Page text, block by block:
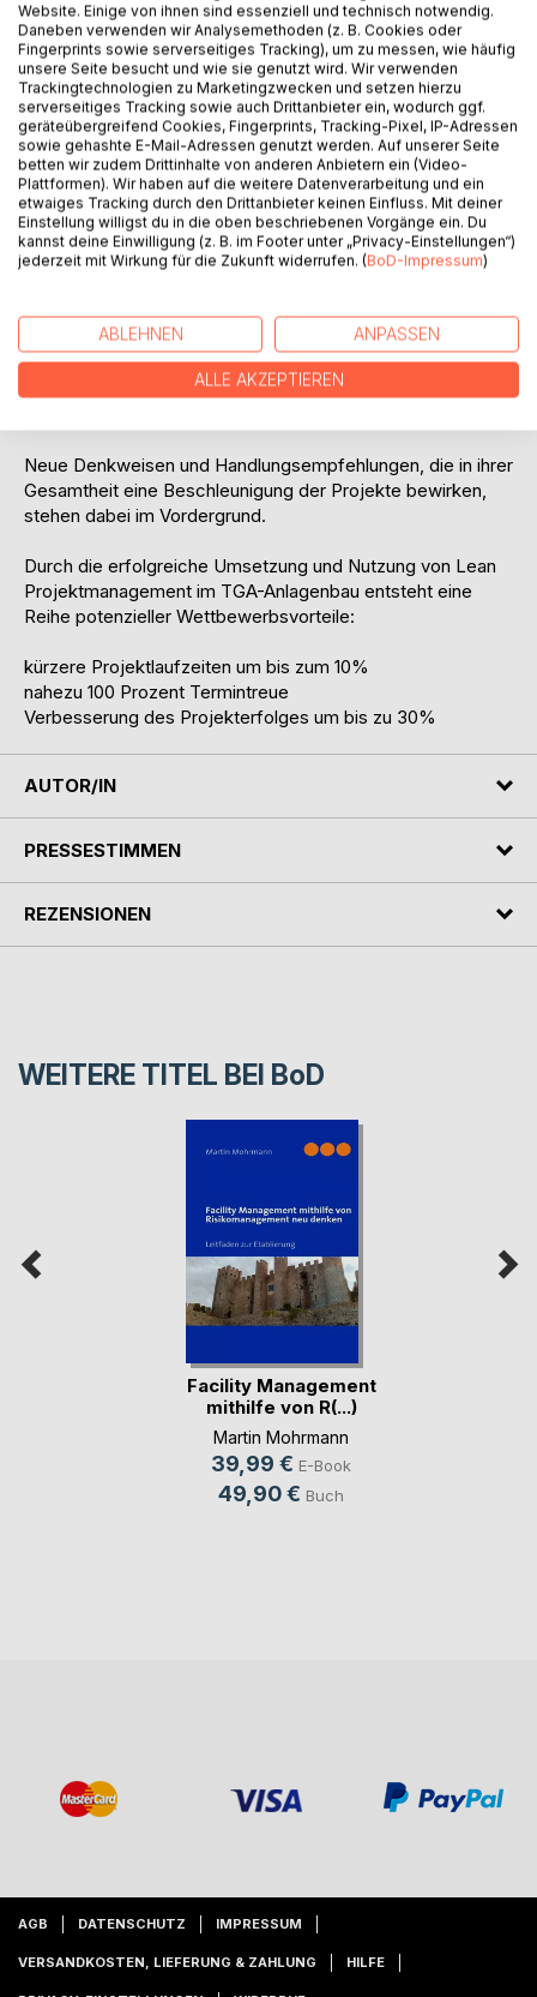
BESCHREIBUNG
Lean Projektmanagement ist ein standardisiertes,
unternehmensinternes und neudefiniertes
Managementmodell und liefert einen Projektmanagement-
Werkzeugkasten, aus dem sich der TGA-Unternehmer
zukünftig bedienen sollte.
Zu den Lean Projektmanagement-Werkzeugen zählen
Incidient Reporting Systeme, Planmanagement,
Dokumentenmanagement, Mängelmanagement,
Besprechungsprotokollmanagement,
Aufgabenmanagement, Baustellenmanagement,
Neue Denkweisen und Handlungsempfehlungen, die in ihrer
Gesamtheit eine Beschleunigung der Projekte bewirken,
stehen dabei im Vordergrund.
Durch die erfolgreiche Umsetzung und Nutzung von Lean
Projektmanagement im TGA-Anlagenbau entsteht eine
Reihe potenzieller Wettbewerbsvorteile:
kürzere Projektlaufzeiten um bis zum 10%
nahezu 100 Prozent Termintreue
Verbesserung des Projekterfolges um bis zu 30%
AUTOR/IN
PRESSESTIMMEN
REZENSIONEN
WEITERE TITEL BEI BoD
Facility Management
mithilfe von R(...)
Martin Mohrmann
39,99 € E-Book
49,90 € Buch
AGB DATENSCHUTZ IMPRESSUM
VERSANDKOSTEN, LIEFERUNG & ZAHLUNG HILFE
Website. Einige von ihnen sind essenziell und technisch notwendig.
Daneben verwenden wir Analysemethoden (z. B. Cookies oder
Fingerprints sowie serverseitiges Tracking), um zu messen, wie häufig
unsere Seite besucht und wie sie genutzt wird. Wir verwenden
Trackingtechnologien zu Marketingzwecken und setzen hierzu
serverseitiges Tracking sowie auch Drittanbieter ein, wodurch ggf.
geräteübergreifend Cookies, Fingerprints, Tracking-Pixel, IP-Adressen
sowie gehashte E-Mail-Adressen genutzt werden. Auf unserer Seite
betten wir zudem Drittinhalte von anderen Anbietern ein (Video-
Plattformen). Wir haben auf die weitere Datenverarbeitung und ein
etwaiges Tracking durch den Drittanbieter keinen Einfluss. Mit deiner
Einstellung willigst du in die oben beschriebenen Vorgänge ein. Du
kannst deine Einwilligung (z. B. im Footer unter „Privacy-Einstellungen“)
jederzeit mit Wirkung für die Zukunft widerrufen. (BoD-Impressum)
ABLEHNEN ANPASSEN
ALLE AKZEPTIEREN